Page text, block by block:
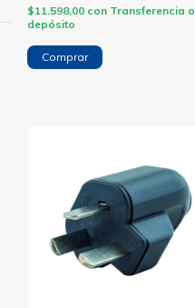
$11.598,00 con Transferencia o
depósito